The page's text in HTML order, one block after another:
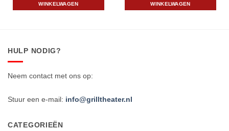
WINKELWAGEN WINKELWAGEN
HULP NODIG?
Neem contact met ons op:
Stuur een e-mail: info@grilltheater.nl
CATEGORIEËN